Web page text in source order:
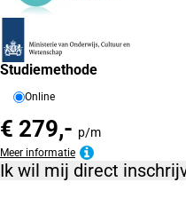
Studiemethode
Online
€ 279,- p/m
Meer informatie
Ik wil mij direct